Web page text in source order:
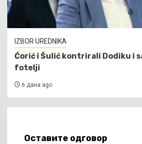
IZBOR UREDNIKA
Ćorić i Šulić kontrirali Dodiku i
fotelji
6 дана ago
Оставите одговор